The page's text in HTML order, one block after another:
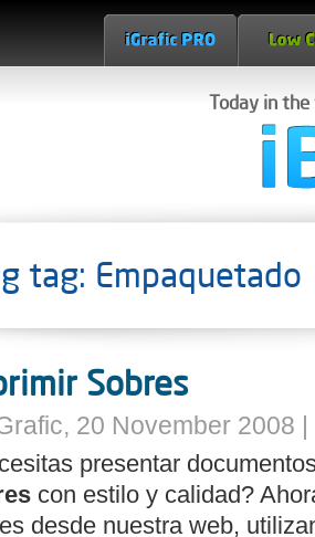
Today in
tag: Empaquetado
Sobres
20 November 2008 |
presentar
con estilo y calidad?
desde nuestra web,